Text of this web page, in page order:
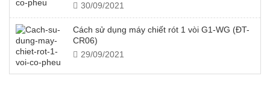
30/09/2021
Cách sử dụng máy chiết rót 1 vòi G1-WG (ĐT-
CR06)
29/09/2021